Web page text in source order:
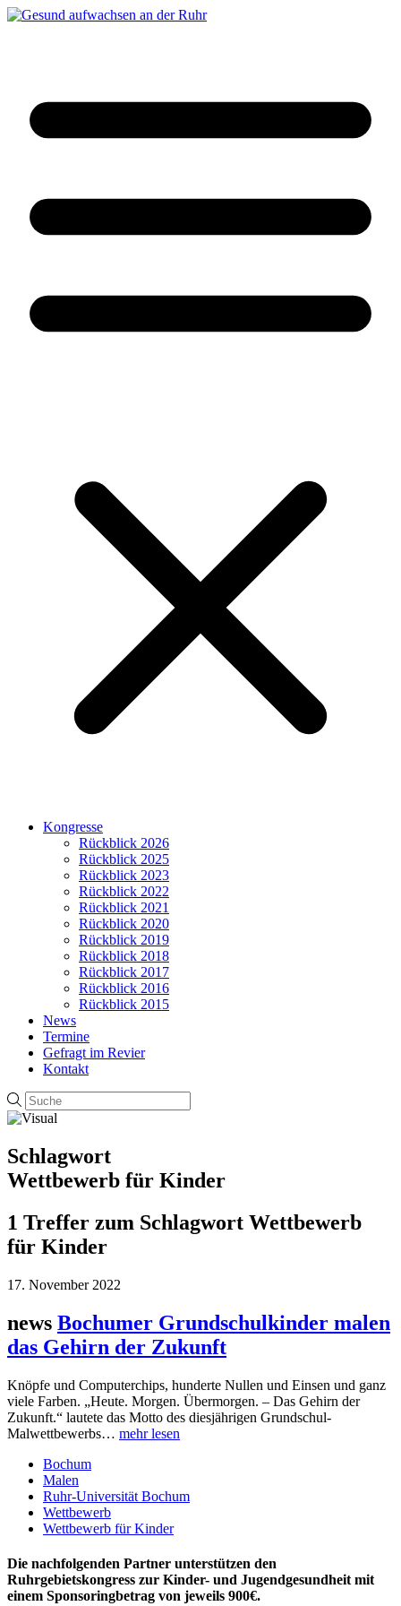
Kongresse
Rückblick 2026
Rückblick 2025
Rückblick 2023
Rückblick 2022
Rückblick 2021
Rückblick 2020
Rückblick 2019
Rückblick 2018
Rückblick 2017
Rückblick 2016
Rückblick 2015
News
Termine
Gefragt im Revier
Kontakt
Schlagwort
Wettbewerb für Kinder
1 Treffer zum Schlagwort Wettbewerb
für Kinder
17. November 2022
news Bochumer Grundschulkinder malen
das Gehirn der Zukunft
Knöpfe und Computerchips, hunderte Nullen und Einsen und ganz
viele Farben. „Heute. Morgen. Übermorgen. – Das Gehirn der
Zukunft.“ lautete das Motto des diesjährigen Grundschul-
Malwettbewerbs… mehr lesen
Bochum
Malen
Ruhr-Universität Bochum
Wettbewerb
Wettbewerb für Kinder
Die nachfolgenden Partner unterstützen den
Ruhrgebietskongress zur Kinder- und Jugendgesundheit mit
einem Sponsoringbetrag von jeweils 900€.